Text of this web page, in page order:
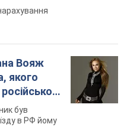
Вояж
якого
був
в РФ йому